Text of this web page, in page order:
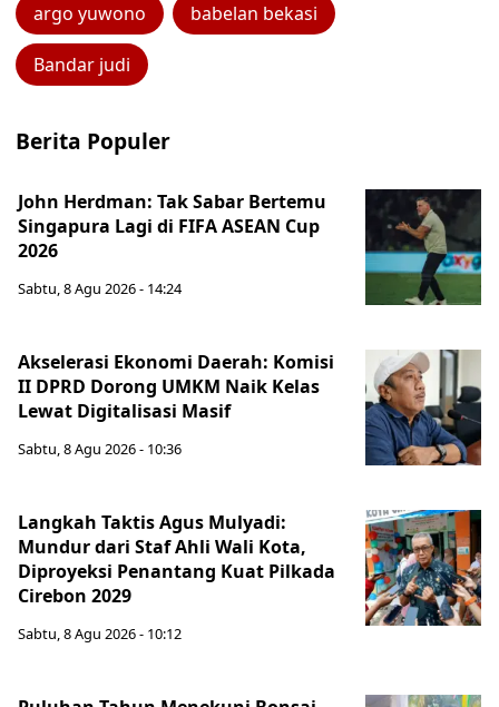
argo yuwono babelan bekasi
Bandar judi
Berita Populer
John Herdman: Tak Sabar Bertemu
Singapura Lagi di FIFA ASEAN Cup
2026
Sabtu, 8 Agu 2026 - 14:24
Akselerasi Ekonomi Daerah: Komisi
II DPRD Dorong UMKM Naik Kelas
Lewat Digitalisasi Masif
Sabtu, 8 Agu 2026 - 10:36
Langkah Taktis Agus Mulyadi:
Mundur dari Staf Ahli Wali Kota,
Diproyeksi Penantang Kuat Pilkada
Cirebon 2029
Sabtu, 8 Agu 2026 - 10:12